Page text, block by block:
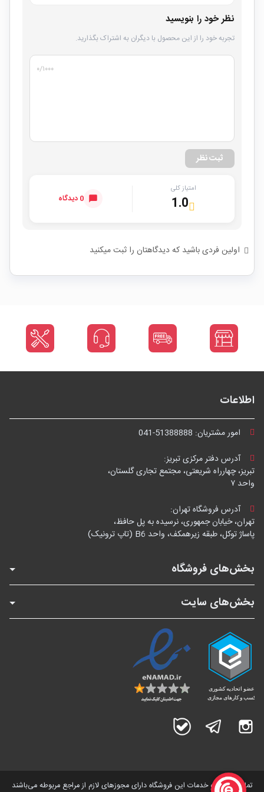
نظر خود را بنویسید
تجربه خود را از این محصول با دیگران به اشتراک بگذارید.
۰/۱۰۰۰
ثبت نظر
امتیاز کلی
1.0 0 دیدگاه
اولین فردی باشید که دیدگاهتان را ثبت میکنید
اطلاعات
امور مشتریان: 041-51388888
آدرس دفتر مرکزی تبریز:
تبریز، چهارراه شریعتی، مجتمع تجاری گلستان،
واحد ۷
آدرس فروشگاه تهران:
تهران، خیابان جمهوری، نرسیده به پل حافظ،
پاساژ توکل، طبقه زیرهمکف، واحد B6 (تاپ ترونیک)
بخش‌های فروشگاه
بخش‌های سایت
اینستاگرام تلگرام
تمامی کالاها و خدمات این فروشگاه دارای مجوز‌های لازم از مراجع مربوطه می‌باشند